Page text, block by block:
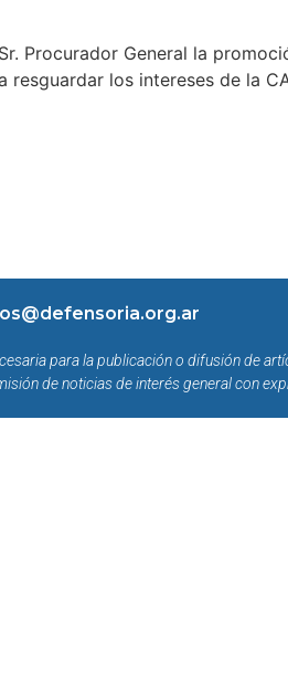
Procurador General la
los intereses de la
para la publicación o difusión de
de noticias de interés general con